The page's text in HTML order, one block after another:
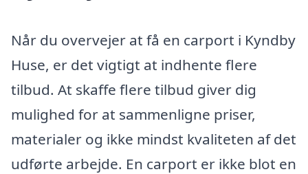
Når du overvejer at få en carport i Kyndby
Huse, er det vigtigt at indhente flere
tilbud. At skaffe flere tilbud giver dig
mulighed for at sammenligne priser,
materialer og ikke mindst kvaliteten af det
udførte arbejde. En carport er ikke blot en